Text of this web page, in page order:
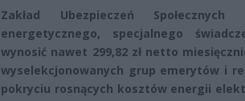
Zakład Ubezpieczeń
energetycznego, specjalnego
wynosić nawet 299,82 zł netto
wyselekcjonowanych grup emerytów i
pokryciu rosnących kosztów energii